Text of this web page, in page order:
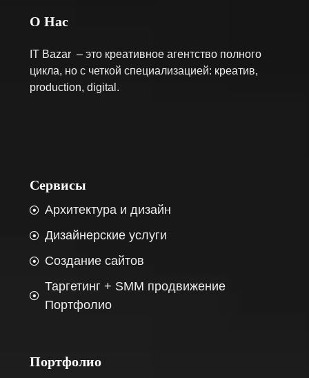
О Нас
IT Bazar – это креативное агентство полного
цикла, но с четкой специализацией: креатив,
production, digital.
Сервисы
Архитектура и дизайн
Дизайнерские услуги
Создание сайтов
Таргетинг + SMM продвижение
Портфолио
Портфолио